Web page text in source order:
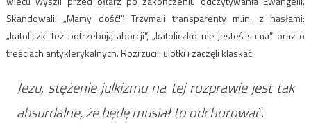
Skandowali: „Mamy dość!”. Trzymali transparenty m.in. z hasłami:
„katoliczki też potrzebują aborcji”, „katoliczko nie jesteś sama” oraz o
treściach antyklerykalnych. Rozrzucili ulotki i zaczęli klaskać.
Jezu, stężenie julkizmu na tej rozprawie jest tak
absurdalne, że będę musiał to odchorować.